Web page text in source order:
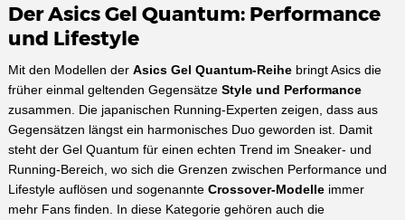
Der Asics Gel Quantum: Performance
und Lifestyle
Mit den Modellen der Asics Gel Quantum-Reihebringt Asics die
früher einmal geltenden Gegensätze Style und Performance
zusammen. Die japanischen Running-Experten zeigen, dass aus
Gegensätzen längst ein harmonisches Duo geworden ist. Damit
steht der Gel Quantum für einen echten Trend im Sneaker- und
Running-Bereich, wo sich die Grenzen zwischen Performance und
Lifestyle auflösen und sogenannte Crossover-Modelleimmer
mehr Fans finden. In diese Kategorie gehören auch die